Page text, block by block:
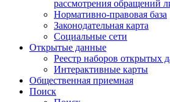
рассмотрения обращений
Нормативно-правовая база
Законодательная карта
Социальные сети
Открытые данные
Реестр наборов открытых
Интерактивные карты
Общественная приемная
Поиск